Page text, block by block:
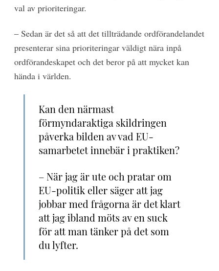
val av prioriteringar.
– Sedan är det så att det tillträdande ordförandelandet
presenterar sina prioriteringar väldigt nära inpå
ordförandeskapet och det beror på att mycket kan
hända i världen.
Kan den närmast
förmyndaraktiga skildringen
påverka bilden av vad EU-
samarbetet innebär i praktiken?
– När jag är ute och pratar om
EU-politik eller säger att jag
jobbar med frågorna är det klart
att jag ibland möts av en suck
för att man tänker på det som
du lyfter.